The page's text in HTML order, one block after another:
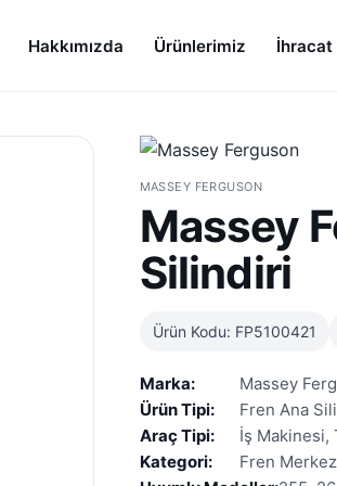
Hakkımızda Ürünlerimiz İhracat
MASSEY FERGUSON
Massey
Silindiri
Ürün Kodu: FP5100421
Marka:
Massey
Ürün Tipi:
Fren Ana
Araç Tipi:
İş Makinesi,
Kategori:
Fren